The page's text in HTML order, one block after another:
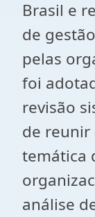
Brasil e
de
pelas
foi
revisão
de reunir
temática
análise